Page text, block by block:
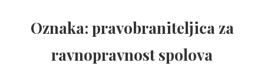
Oznaka: pravobraniteljica za
ravnopravnost spolova